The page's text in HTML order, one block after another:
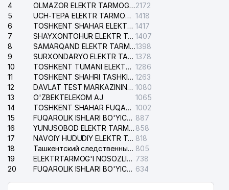
4
OLMAZOR ELEKTR TARMOG'I NOSOZLIKLARI XIZMATI2172
5
UCH-TEPA ELEKTR TARMOG'I NOSOZLIKLARI XIZMATI 1418
6
TOSHKENT SHAHAR ELEKTR TARMOQLARI KORXONASI AJ 1417
7
SHAYXONTOHUR ELEKTR TARMOG'I NOSOZLIKLARINI TUZATISH XIZMATI 1407
8
SAMARQAND ELEKTR TARMOQLARI AJ1398
9
SURXONDARYO ELEKTR TARMOQLARI AJ 1378
10
TOSHKENT TUMANI ELEKTR TARMOG'I AVARIYA XIZMATI 1286
11
TOSHKENT SHAHRI TASHKILOT TELEFONLARI HAQIDA MA'LUMOT BYUROSI 1263
12
DAVLAT TEST MARKAZINING ISHONCH TELEFONLARI 1080
13
O'ZBEKTELEKOM AJ
1065
14
TOSHKENT SHAHAR FUQAROLIK ISHLARI BO'YICHA SUDI 1002
15
FUQAROLIK ISHLARI BO'YICHA YAKKASAROY TUMANLARARO SUDI 887
16
YUNUSOBOD ELEKTR TARMOG'I NOSOZLIKLARI XIZMATI 858
17
NAVOIY HUDUDIY ELEKTR TARMOQLARI KORXONASI AJ 818
18
Ташкентский следственный изолятор 805
19
ELEKTRTARMOG'I NOSOZLIKLARINI TO'ZATISH SERGELI XIZMATI 738
20
FUQAROLIK ISHLARI BO'YICHA UCH-TEPA TUMANI SUDI 634